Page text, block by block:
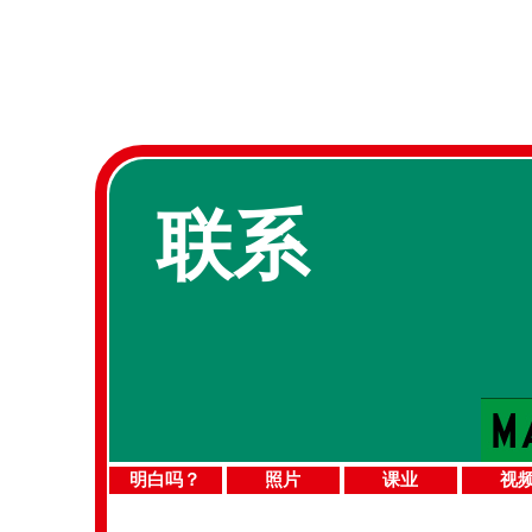
联系
明白吗？ 照片 课业 视